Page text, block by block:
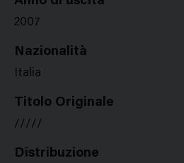
2007
Nazionalità
Italia
Titolo Originale
/////
Distribuzione